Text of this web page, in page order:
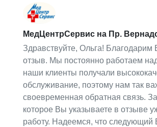
МедЦентрСервис на Пр.
Здравствуйте, Ольга! Благодарим
отзыв. Мы постоянно работаем
наши клиенты получали
обслуживание, поэтому нам так
своевременная обратная связь.
которое Вы указываете в отзыве
работу. Надеемся, что следующий